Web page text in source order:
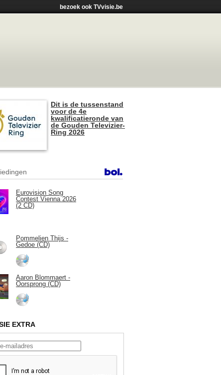
bezoek ook TVvisie.be
Dit is de tussenstand
voor de 4e
kwalificatieronde van
de Gouden Televizier-
Ring 2026
Eurovision Song
Contest Vienna 2026
(2 CD)
Pommelien Thijs -
Gedoe (CD)
Aaron Blommaert -
Oorsprong (CD)
EXTRA